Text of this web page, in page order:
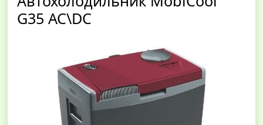
G35 AC\DC